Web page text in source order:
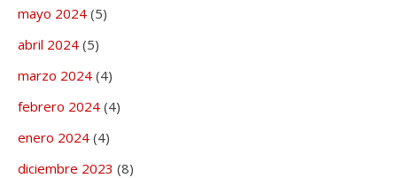
mayo 2024 (5)
abril 2024 (5)
marzo 2024 (4)
febrero 2024 (4)
enero 2024 (4)
diciembre 2023 (8)